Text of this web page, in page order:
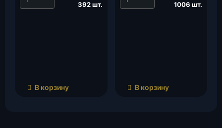
392 шт.
В корзину
1006 шт.
В корзину